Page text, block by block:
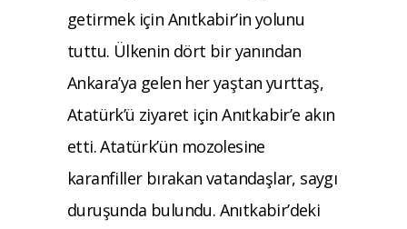
getirmek için Anıtkabir’in yolunu
tuttu. Ülkenin dört bir yanından
Ankara’ya gelen her yaştan yurttaş,
Atatürk’ü ziyaret için Anıtkabir’e akın
etti. Atatürk’ün mozolesine
karanfiller bırakan vatandaşlar, saygı
duruşunda bulundu. Anıtkabir’deki